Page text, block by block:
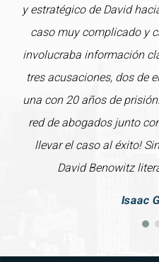
y estratégico de David
caso muy complicado y
involucraba información
tres acusaciones, dos de
una con 20 años de
red de abogados junto
llevar el caso al éxito!
David Benowitz
Isaac